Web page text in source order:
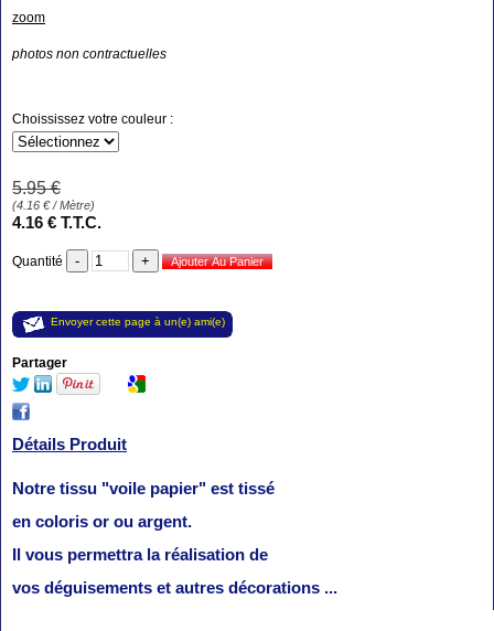
zoom
photos non contractuelles
Choississez votre couleur :
5.95 €
(4.16 €/ Mètre)
4.16 € T.T.C.
Quantité
Envoyer cette page à un(e) ami(e)
Partager
Détails Produit
Notre tissu "voile papier" est tissé
en coloris or ou argent.
Il vous permettra la réalisation de
vos déguisements et autres décorations ...